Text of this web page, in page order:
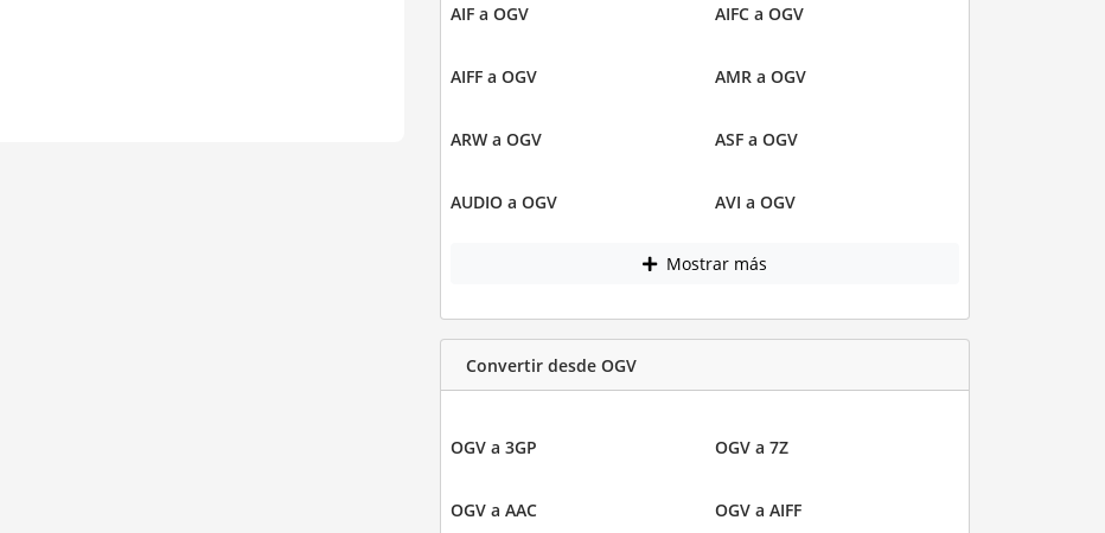
AIF a OGV AIFC a OGV
AIFF a OGV AMR a OGV
ARW a OGV ASF a OGV
AUDIO a OGV AVI a OGV
Mostrar más
Convertir desde OGV
OGV a 3GP OGV a 7Z
OGV a AAC OGV a AIFF